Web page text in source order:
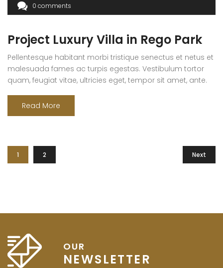
0 comments
Project Luxury Villa in Rego Park
Pellentesque habitant morbi tristique senectus et netus et
malesuada fames ac turpis egestas. Vestibulum tortor
quam, feugiat vitae, ultricies eget, tempor sit amet, ante.
ultricies mi vitae est. Mauris placerat eleifend leo. Quisque
sit amet est et sapien ullamcorper pharetra. Vestibulum
Read More
1 2 Next
OUR
NEWSLETTER